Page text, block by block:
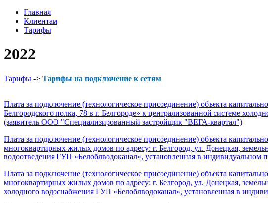
Главная
Клиентам
Тарифы
2022
Тарифы -> Тарифы на подключение к сетям
Плата за подключение (технологическое присоединение) объекта
Белгородского полка, 78 в г. Белгороде» к централизованной системе
(заявитель ООО "Специализированный застройщик "ВЕГА-квартал")
Плата за подключение (технологическое присоединение) объекта
многоквартирных жилых домов по адресу: г. Белгород, ул. Донецкая,
водоотведения ГУП «Белоблводоканал», установленная в индивидуальном
Плата за подключение (технологическое присоединение) объекта
многоквартирных жилых домов по адресу: г. Белгород, ул. Донецкая,
холодного водоснабжения ГУП «Белоблводоканал», установленная в